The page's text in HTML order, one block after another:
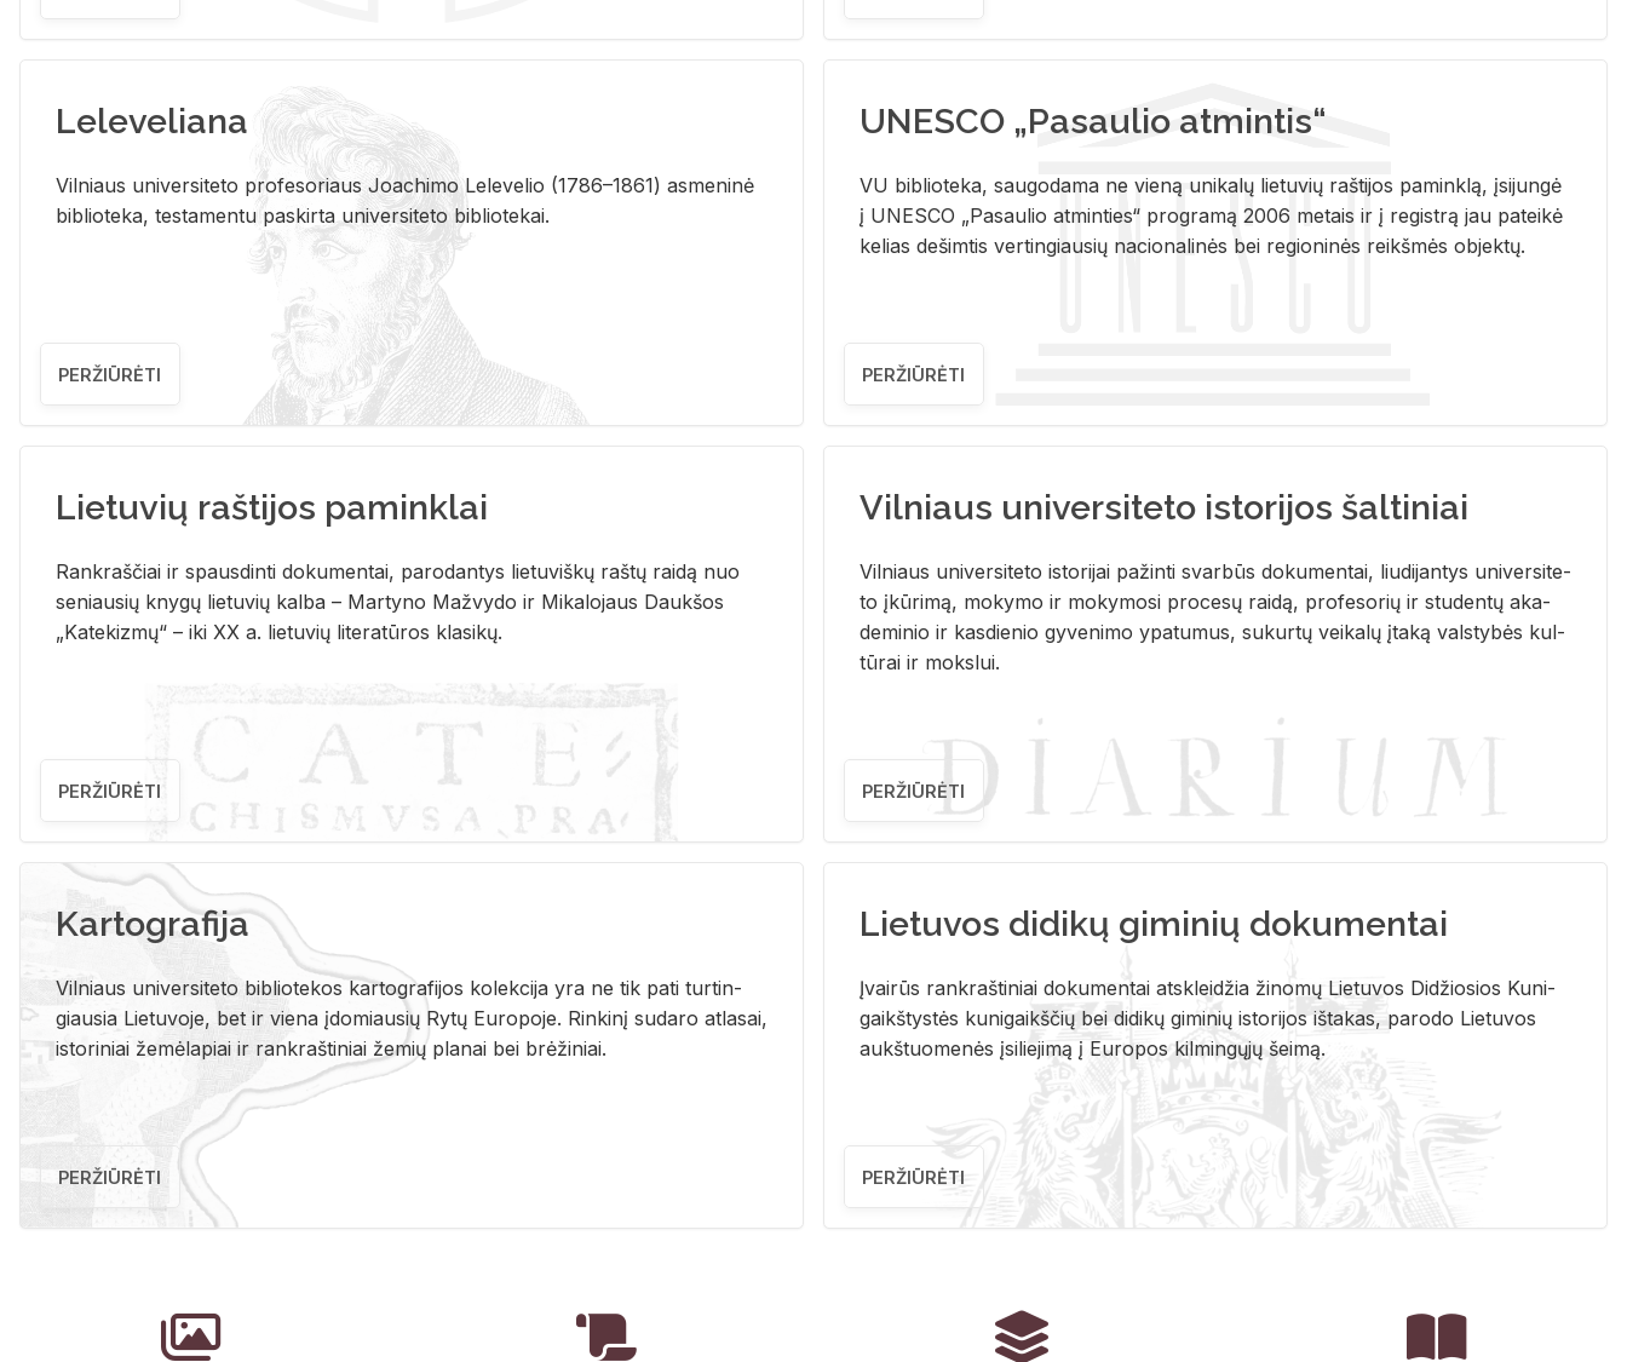
Leleveliana
Vil­niaus uni­ver­si­te­to pro­fe­so­riaus Jo­a­chi­mo Le­le­ve­lio (1786–1861) as­me­ni­nė
bi­b­lio­te­ka, te­sta­men­tu pa­skir­ta uni­ver­si­te­to bi­b­lio­te­kai.
PERŽIŪRĖTI
UNESCO „Pasaulio atmintis“
VU biblioteka, saugodama ne vieną unikalų lietuvių raštijos paminklą, įsijungė
į UNESCO „Pasaulio atminties“ programą 2006 metais ir į registrą jau pateikė
kelias dešimtis vertingiausių nacionalinės bei regioninės reikšmės objektų.
PERŽIŪRĖTI
Lietuvių raštijos paminklai
Rank­raš­čiai ir spaus­din­ti do­ku­men­tai, pa­ro­dan­tys lie­tu­viš­kų raš­tų rai­dą nuo
se­niau­sių kny­gų lie­tu­vių kal­ba – Mar­ty­no Ma­žvy­do ir Mi­ka­lo­jaus Dauk­šos
„Ka­te­kiz­mų“ – iki XX a. lie­tu­vių li­te­ra­tū­ros kla­si­kų.
PERŽIŪRĖTI
Vilniaus universiteto istorijos šaltiniai
Vil­niaus uni­ver­si­te­to is­to­ri­jai pa­žin­ti svar­būs do­ku­men­tai, liu­di­jan­tys uni­ver­si­te­
to įkū­ri­mą, mo­ky­mo ir mo­ky­mo­si pro­ce­sų rai­dą, pro­fe­so­rių ir stu­den­tų aka­
de­mi­nio ir kas­die­nio gy­ve­ni­mo ypa­tu­mus, su­kur­tų vei­ka­lų įta­ką vals­ty­bės kul­
tū­rai ir moks­lui.
PERŽIŪRĖTI
Kartografija
Vil­niaus uni­ver­si­te­to bi­b­lio­te­kos kar­to­gra­fi­jos ko­lek­ci­ja yra ne tik pati tur­tin­
giau­sia Lie­tu­vo­je, bet ir vie­na įdo­miau­sių Rytų Eu­ro­po­je. Rin­ki­nį su­da­ro at­la­sai,
is­to­ri­niai že­mė­la­piai ir rank­raš­ti­niai že­mių pla­nai bei brė­ži­niai.
PERŽIŪRĖTI
Lietuvos didikų giminių dokumentai
Įvai­rūs rank­raš­ti­niai do­ku­men­tai at­sklei­džia ži­no­mų Lie­tu­vos Di­džio­sios Ku­ni­
gaikš­tys­tės ku­ni­gaikš­čių bei di­di­kų gi­mi­nių is­to­ri­jos iš­ta­kas, pa­ro­do Lie­tu­vos
aukš­tuo­me­nės įsi­lie­ji­mą į Eu­ro­pos kil­min­gų­jų šei­mą.
PERŽIŪRĖTI